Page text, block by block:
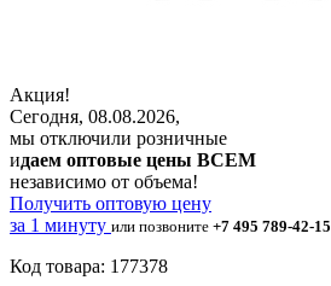
Акция!
Сегодня, 08.08.2026,
мы отключили розничные
идаем оптовые цены ВСЕМ
независимо от объема!
Получить оптовую цену
за 1 минуту или позвоните +7 495 789-42-15
Код товара: 177378